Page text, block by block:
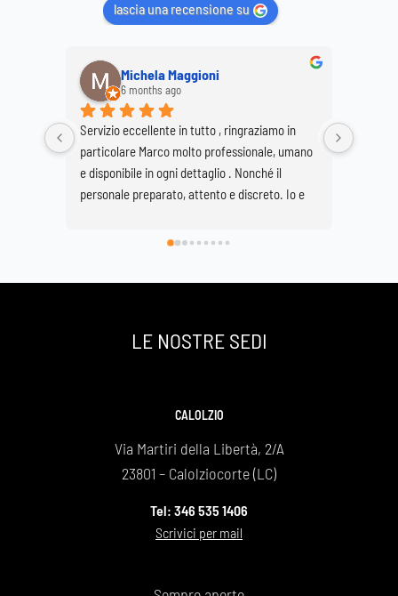
lascia una recensione su
Michela Maggioni
6 months ago
Servizio eccellente in tutto , ringraziamo in
particolare Marco molto professionale, umano
e disponibile in ogni dettaglio . Nonché il
personale preparato, attento e discreto. Io e
di avervi scelto e così facendo onorato al
spenta a 89 anni ma che sarà per sempre la
Daniela e Giovanna Bonaiti
LE NOSTRE SEDI
CALOLZIO
Via Martiri della Libertà, 2/A
23801 – Calolziocorte (LC)
Tel: 346 535 1406
Scrivici per mail